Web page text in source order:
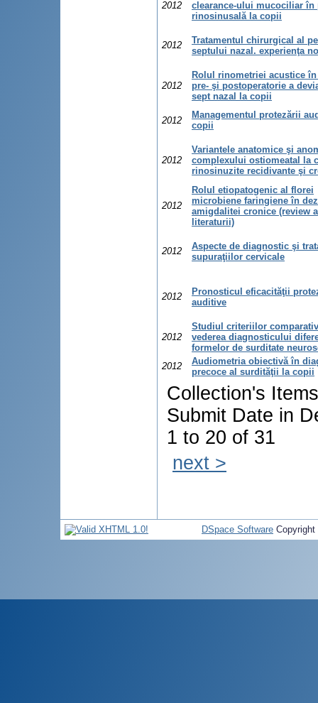
2012
clearance-ului mucociliar în
rinosinusală la copii
2012
Tratamentul chirurgical al
septului nazal. experienţa
2012
Rolul rinometriei acustice în
pre- şi postoperatorie a
sept nazal la copii
2012
Managementul protezării
copii
2012
Variantele anatomice şi
complexului ostiomeatal la
rinosinuzite recidivante şi
2012
Rolul etiopatogenic al florei
microbiene faringiene în
amigdalitei cronice (review
literaturii)
2012
Aspecte de diagnostic şi
supuraţiilor cervicale
2012
Pronosticul eficacităţii
auditive
2012
Studiul criteriilor
vederea diagnosticului
formelor de surditate
2012
Audiometria obiectivă în
precoce al surdităţii la copii
Collection's
Submit Date in
1 to 20 of 31
next >
DSpace Software